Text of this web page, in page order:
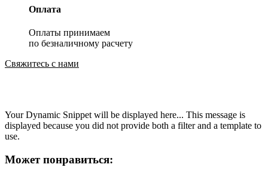
Оплата
Оплаты принимаем
по безналичному расчету
Свяжитесь с нами
Your Dynamic Snippet will be displayed here... This message is
displayed because you did not provide both a filter and a template to
use.
Может понравиться: